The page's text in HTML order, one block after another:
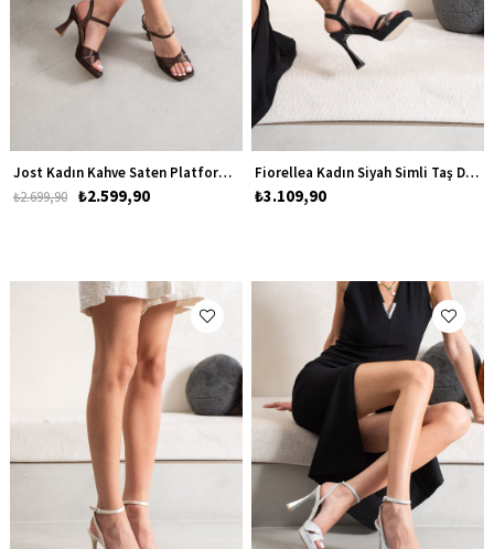
Jost Kadın Kahve Saten Platform Abiye Topuklu Ayakkabı
₺2.599,90
₺2.699,90
Fiorellea Kadın Siyah Simli Taş Detaylı Platform Topuklu Abiye Ayakkabı
₺3.109,90